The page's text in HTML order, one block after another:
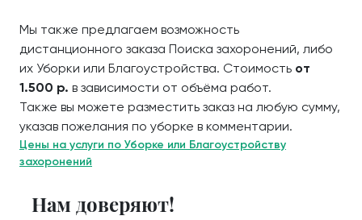
Мы также предлагаем возможность
дистанционного заказа Поиска захоронений, либо
их Уборки или Благоустройства. Стоимость от
1.500 р. в зависимости от объёма работ.
Также вы можете разместить заказ на любую сумму,
указав пожелания по уборке в комментарии.
Цены на услуги по Уборке или Благоустройству
захоронений
Нам доверяют!